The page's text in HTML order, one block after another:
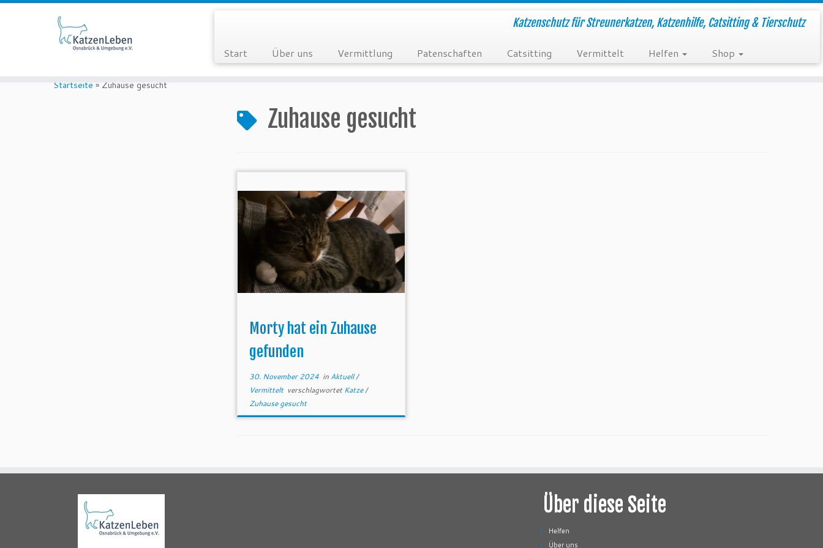
Katzenschutz für Streunerkatzen, Katzenhilfe, Catsitting & Tierschutz
Start Über uns Vermittlung Patenschaften Catsitting Vermittelt Helfen Shop
Startseite » Zuhause gesucht
Zuhause gesucht
Morty hat ein Zuhause
gefunden
30. November 2024 in Aktuell/
Vermittelt verschlagwortetKatze/
Zuhause gesucht
Über diese Seite
Helfen
Über uns